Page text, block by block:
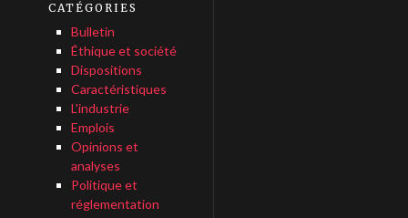
CATÉGORIES
Bulletin
Éthique et société
Dispositions
Caractéristiques
L'industrie
Emplois
Opinions et
analyses
Politique et
réglementation